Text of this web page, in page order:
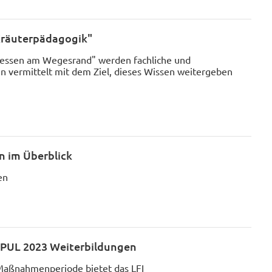
am Wegesrand" werden fachliche und
vermittelt mit dem Ziel, dieses Wissen weitergeben
im Überblick
2023 Weiterbildungen
bietet das LFI